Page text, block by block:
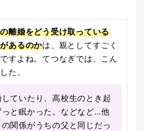
離婚をどう受け取っている
あるのかは、親としてすごく
すよね。てつなぎでは、こん
た。
ていたり、高校生のとき起
と眠かった。などなど…他
関係がうちの父と同じだっ